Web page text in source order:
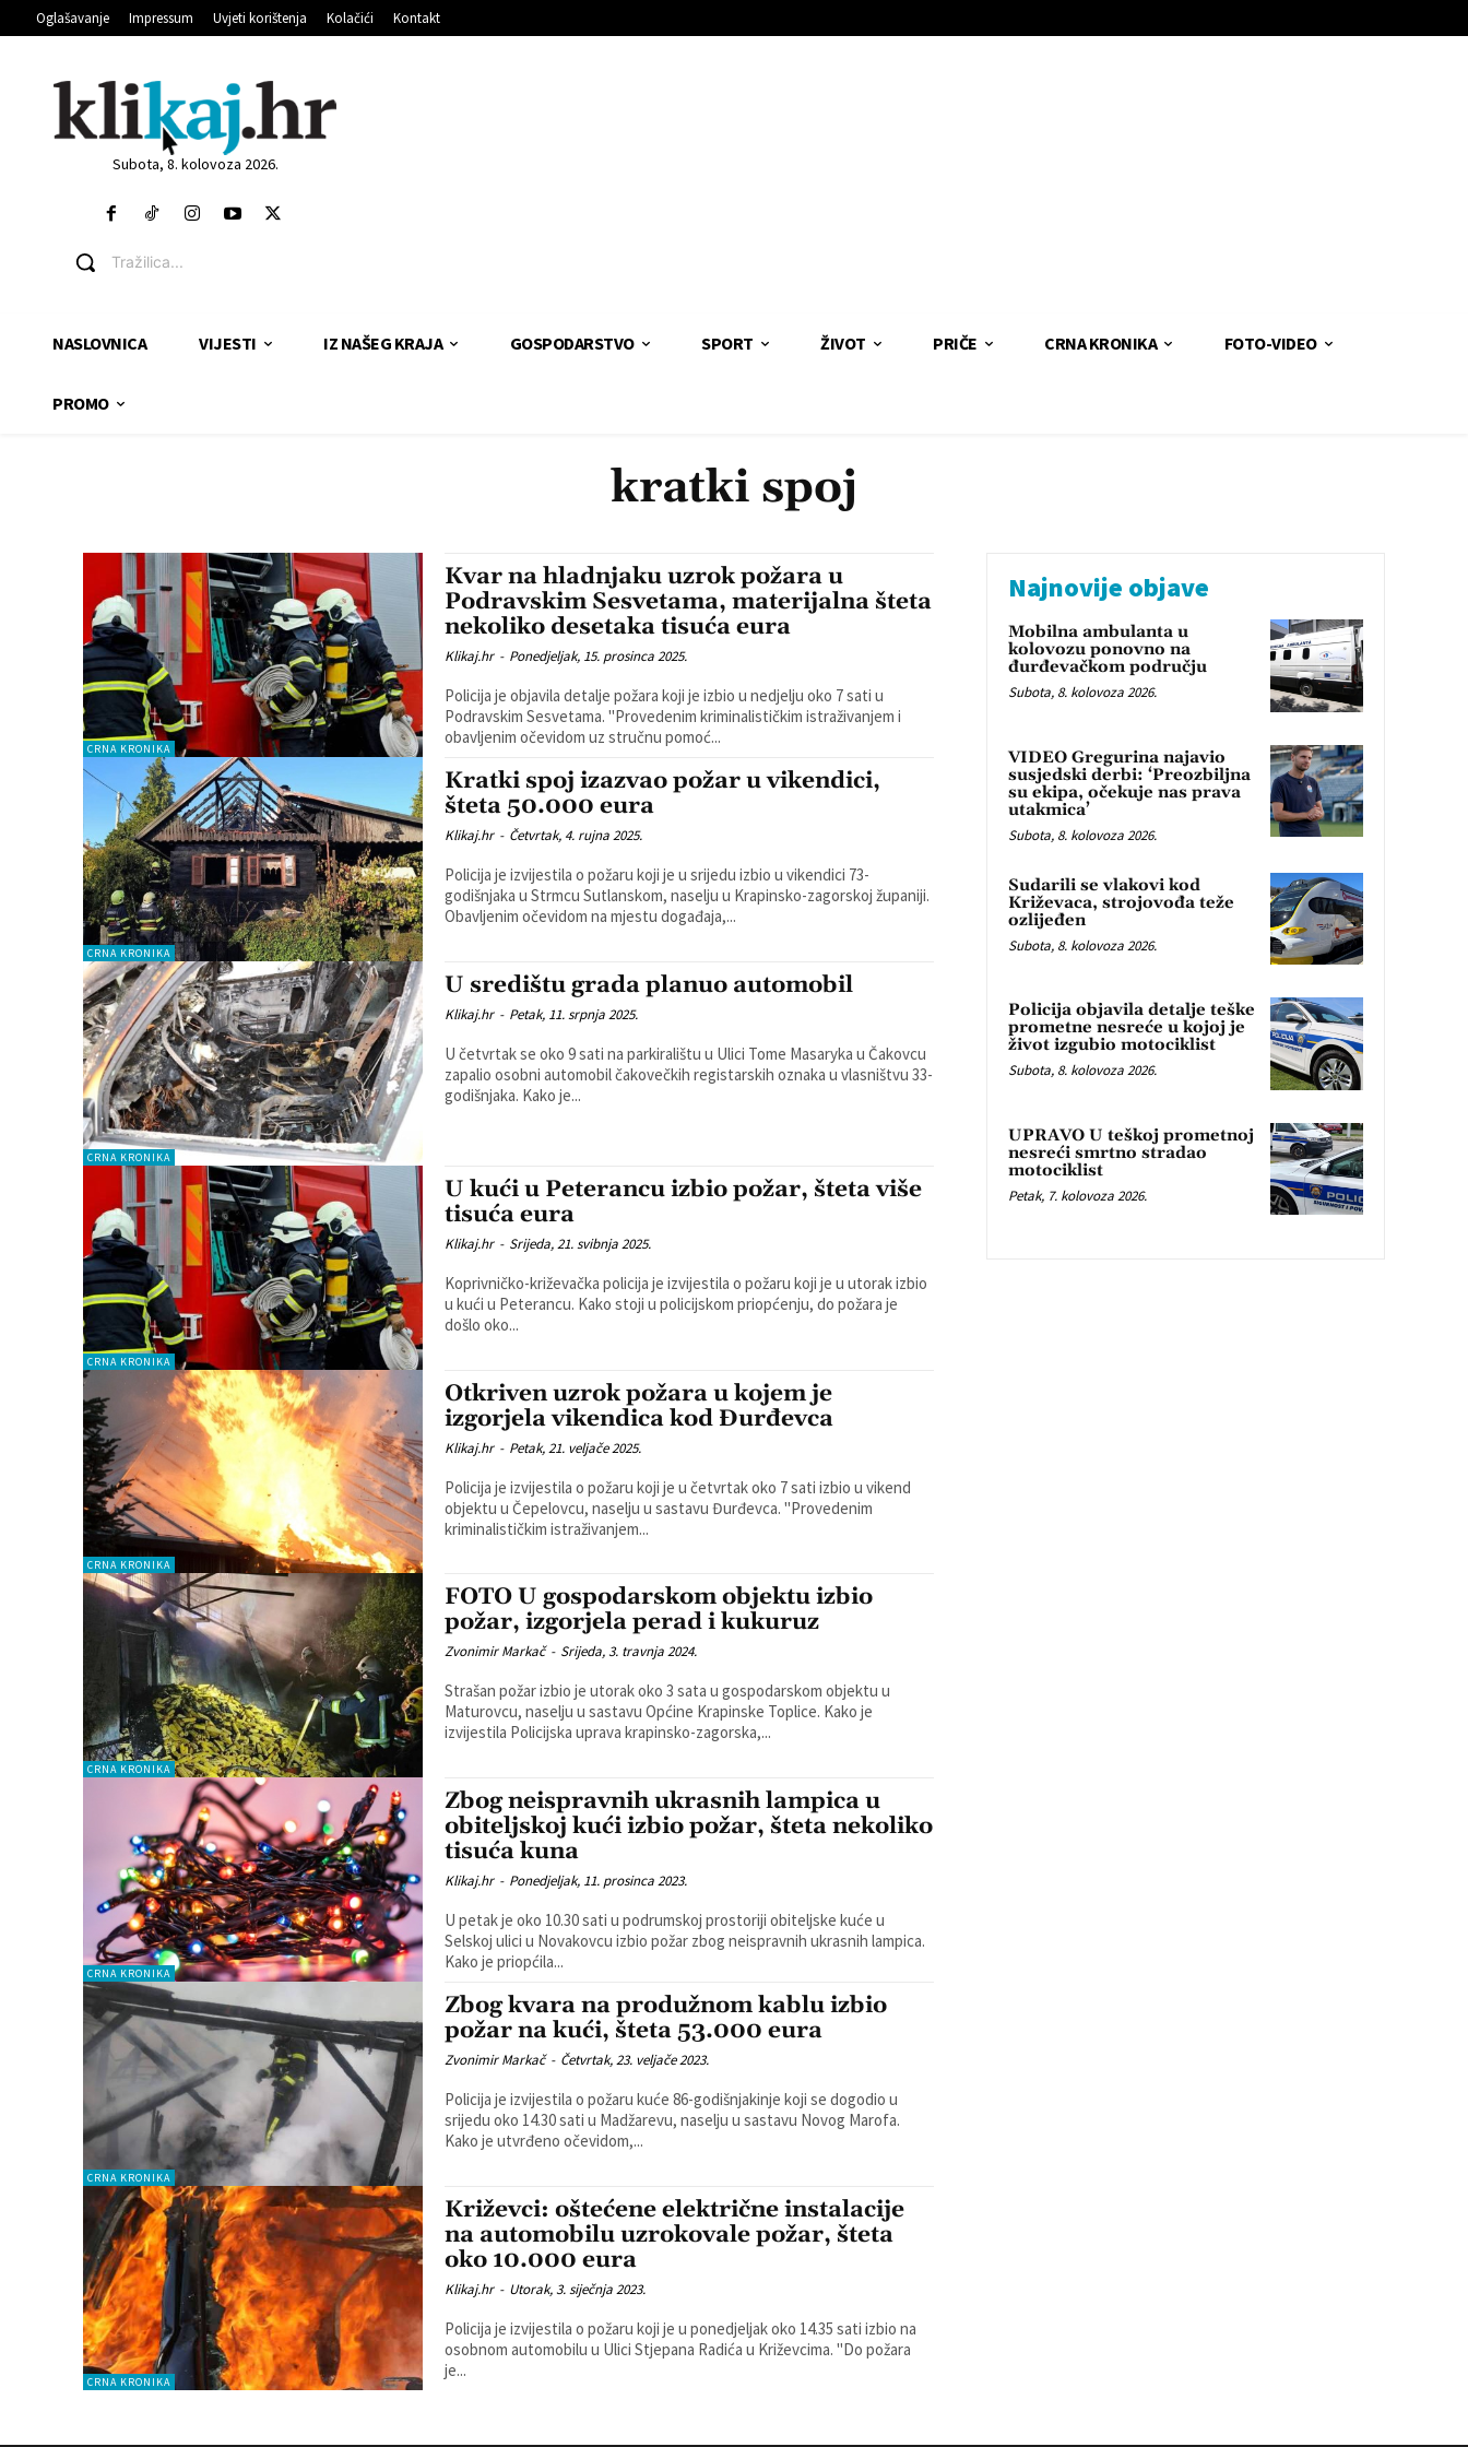
Oglašavanje Impressum Uvjeti korištenja Kolačići Kontakt
Subota, 8. kolovoza 2026.
Tražilica...
NASLOVNICA VIJESTI IZ NAŠEG KRAJA GOSPODARSTVO SPORT ŽIVOT PRIČE CRNA KRONIKA FOTO-VIDEO
PROMO
kratki spoj
CRNA KRONIKA
Kvar na hladnjaku uzrok požara u
Podravskim Sesvetama, materijalna šteta
nekoliko desetaka tisuća eura
Klikaj.hr - Ponedjeljak, 15. prosinca 2025.
Policija je objavila detalje požara koji je izbio u nedjelju oko 7 sati u
Podravskim Sesvetama. "Provedenim kriminalističkim istraživanjem i
obavljenim očevidom uz stručnu pomoć...
CRNA KRONIKA
Kratki spoj izazvao požar u vikendici,
šteta 50.000 eura
Klikaj.hr - Četvrtak, 4. rujna 2025.
Policija je izvijestila o požaru koji je u srijedu izbio u vikendici 73-
godišnjaka u Strmcu Sutlanskom, naselju u Krapinsko-zagorskoj županiji.
Obavljenim očevidom na mjestu događaja,...
CRNA KRONIKA
U središtu grada planuo automobil
Klikaj.hr - Petak, 11. srpnja 2025.
U četvrtak se oko 9 sati na parkiralištu u Ulici Tome Masaryka u Čakovcu
zapalio osobni automobil čakovečkih registarskih oznaka u vlasništvu 33-
godišnjaka. Kako je...
CRNA KRONIKA
U kući u Peterancu izbio požar, šteta više
tisuća eura
Klikaj.hr - Srijeda, 21. svibnja 2025.
Koprivničko-križevačka policija je izvijestila o požaru koji je u utorak izbio
u kući u Peterancu. Kako stoji u policijskom priopćenju, do požara je
došlo oko...
CRNA KRONIKA
Otkriven uzrok požara u kojem je
izgorjela vikendica kod Đurđevca
Klikaj.hr - Petak, 21. veljače 2025.
Policija je izvijestila o požaru koji je u četvrtak oko 7 sati izbio u vikend
objektu u Čepelovcu, naselju u sastavu Đurđevca. "Provedenim
kriminalističkim istraživanjem...
CRNA KRONIKA
FOTO U gospodarskom objektu izbio
požar, izgorjela perad i kukuruz
Zvonimir Markač - Srijeda, 3. travnja 2024.
Strašan požar izbio je utorak oko 3 sata u gospodarskom objektu u
Maturovcu, naselju u sastavu Općine Krapinske Toplice. Kako je
izvijestila Policijska uprava krapinsko-zagorska,...
CRNA KRONIKA
Zbog neispravnih ukrasnih lampica u
obiteljskoj kući izbio požar, šteta nekoliko
tisuća kuna
Klikaj.hr - Ponedjeljak, 11. prosinca 2023.
U petak je oko 10.30 sati u podrumskoj prostoriji obiteljske kuće u
Selskoj ulici u Novakovcu izbio požar zbog neispravnih ukrasnih lampica.
Kako je priopćila...
CRNA KRONIKA
Zbog kvara na produžnom kablu izbio
požar na kući, šteta 53.000 eura
Zvonimir Markač - Četvrtak, 23. veljače 2023.
Policija je izvijestila o požaru kuće 86-godišnjakinje koji se dogodio u
srijedu oko 14.30 sati u Madžarevu, naselju u sastavu Novog Marofa.
Kako je utvrđeno očevidom,...
CRNA KRONIKA
Križevci: oštećene električne instalacije
na automobilu uzrokovale požar, šteta
oko 10.000 eura
Klikaj.hr - Utorak, 3. siječnja 2023.
Policija je izvijestila o požaru koji je u ponedjeljak oko 14.35 sati izbio na
osobnom automobilu u Ulici Stjepana Radića u Križevcima. "Do požara
je...
Najnovije objave
Mobilna ambulanta u
kolovozu ponovno na
đurđevačkom području
Subota, 8. kolovoza 2026.
VIDEO Gregurina najavio
susjedski derbi: ‘Preozbiljna
su ekipa, očekuje nas prava
utakmica’
Subota, 8. kolovoza 2026.
Sudarili se vlakovi kod
Križevaca, strojovođa teže
ozlijeđen
Subota, 8. kolovoza 2026.
Policija objavila detalje teške
prometne nesreće u kojoj je
život izgubio motociklist
Subota, 8. kolovoza 2026.
UPRAVO U teškoj prometnoj
nesreći smrtno stradao
motociklist
Petak, 7. kolovoza 2026.